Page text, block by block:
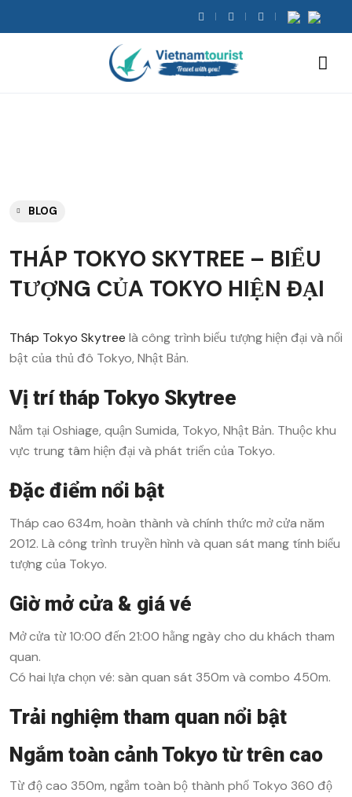
BLOG
THÁP TOKYO SKYTREE – BIỂU
TƯỢNG CỦA TOKYO HIỆN ĐẠI
Tháp Tokyo Skytree là công trình biểu tượng hiện đại và nổi
bật của thủ đô Tokyo, Nhật Bản.
Vị trí tháp Tokyo Skytree
Nằm tại Oshiage, quận Sumida, Tokyo, Nhật Bản. Thuộc khu
vực trung tâm hiện đại và phát triển của Tokyo.
Đặc điểm nổi bật
Tháp cao 634m, hoàn thành và chính thức mở cửa năm
2012. Là công trình truyền hình và quan sát mang tính biểu
tượng của Tokyo.
Giờ mở cửa & giá vé
Mở cửa từ 10:00 đến 21:00 hằng ngày cho du khách tham
quan.
Có hai lựa chọn vé: sàn quan sát 350m và combo 450m.
Trải nghiệm tham quan nổi bật
Ngắm toàn cảnh Tokyo từ trên cao
Từ độ cao 350m, ngắm toàn bộ thành phố Tokyo 360 độ